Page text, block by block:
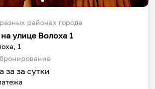
районах города
улице Волоха 1
1
за за сутки